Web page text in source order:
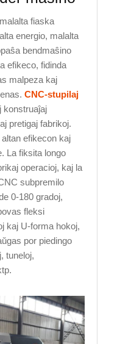
fiaska
energio, malalta
bendmaŝino
efikeco, fidinda
malpeza kaj
CNC-stupilaj
konstruaĵaj
pretigaj fabrikoj.
efikecon kaj
La fiksita longo
operacioj, kaj la
subpremilo
0-180 gradoj,
fleksi
kaj U-forma hokoj,
por piedingo
tuneloj,